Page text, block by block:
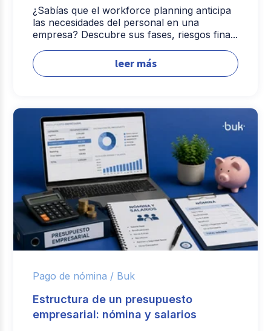
¿Sabías que el workforce planning anticipa
las necesidades del personal en una
empresa? Descubre sus fases, riesgos fina...
leer más
Pago de nómina / Buk
Estructura de un presupuesto
empresarial: nómina y salarios